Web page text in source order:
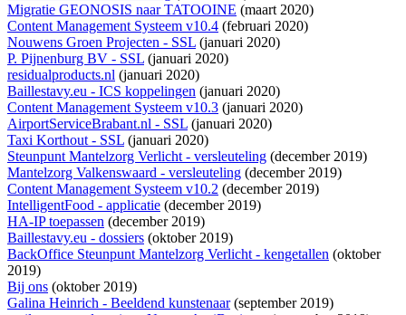
Migratie GEONOSIS naar TATOOINE (maart 2020)
Content Management Systeem v10.4 (februari 2020)
Nouwens Groen Projecten - SSL (januari 2020)
P. Pijnenburg BV - SSL (januari 2020)
residualproducts.nl (januari 2020)
Baillestavy.eu - ICS koppelingen (januari 2020)
Content Management Systeem v10.3 (januari 2020)
AirportServiceBrabant.nl - SSL (januari 2020)
Taxi Korthout - SSL (januari 2020)
Steunpunt Mantelzorg Verlicht - versleuteling (december 2019)
Mantelzorg Valkenswaard - versleuteling (december 2019)
Content Management Systeem v10.2 (december 2019)
IntelligentFood - applicatie (december 2019)
HA-IP toepassen (december 2019)
Baillestavy.eu - dossiers (oktober 2019)
BackOffice Steunpunt Mantelzorg Verlicht - kengetallen (oktober
2019)
Bij ons (oktober 2019)
Galina Heinrich - Beeldend kunstenaar(september 2019)